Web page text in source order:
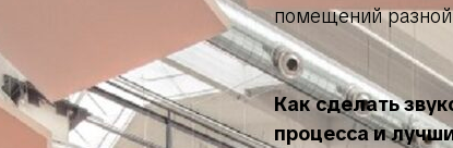
помещений
Как сделать
процесса и